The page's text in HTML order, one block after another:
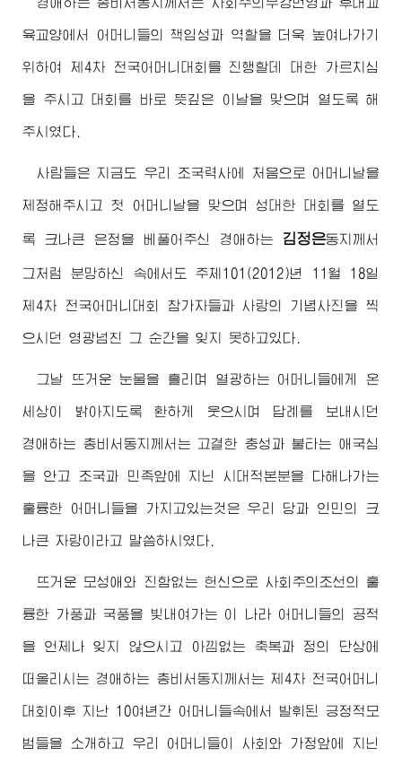
육교양에서 어머니들의 책임성과 역할을 더욱 높여나가기
위하여 제4차 전국어머니대회를 진행할데 대한 가르치심
을 주시고 대회를 바로 뜻깊은 이날을 맞으며 열도록 해
주시였다.
사람들은 지금도 우리 조국력사에 처음으로 어머니날을
제정해주시고 첫 어머니날을 맞으며 성대한 대회를 열도
록 크나큰 은정을 베풀어주신 경애하는 김정은동지께서
그처럼 분망하신 속에서도 주체101(2012)년 11월 18일
제4차 전국어머니대회 참가자들과 사랑의 기념사진을 찍
으시던 영광넘친 그 순간을 잊지 못하고있다.
그날 뜨거운 눈물을 흘리며 열광하는 어머니들에게 온
세상이 밝아지도록 환하게 웃으시며 답례를 보내시던
경애하는 총비서동지께서 는 고결한 충성과 불타는 애국심
을 안고 조국과 민족앞에 지닌 시대적본분을 다해나가는
훌륭한 어머니들을 가지고있는것은 우리 당과 인민의 크
나큰 자랑이라고 말씀하시였다.
뜨거운 모성애와 진함없는 헌신으로 사회주의조선의 훌
륭한 가풍과 국풍을 빛내여가는 이 나라 어머니들의 공적
을 언제나 잊지 않으시고 아낌없는 축복과 정의 단상에
떠올리시는 경애하는 총비서동지께서 는 제4차 전국어머니
대회이후 지난 10여년간 어머니들속에서 발휘된 긍정적모
범들을 소개하고 우리 어머니들이 사회와 가정앞에 지닌